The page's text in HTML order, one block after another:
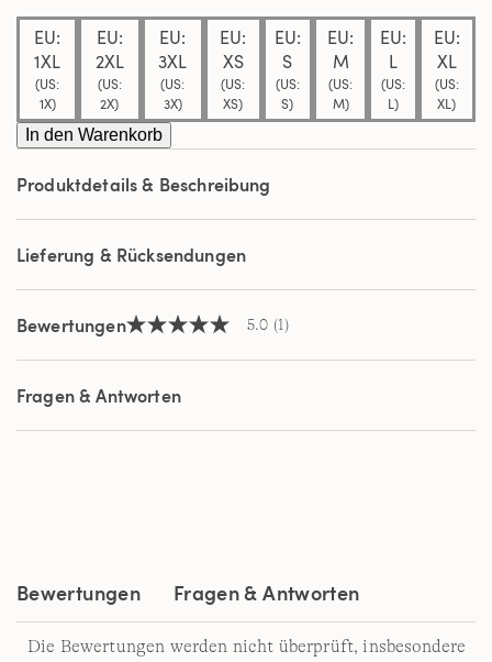
Bewertung.
Read
Review.
Link
auf
derselben
Seite.
EU:
1XL
(US:
1X)
EU:
2XL
(US:
2X)
EU:
3XL
(US:
3X)
EU:
XS
(US:
XS)
EU:
S
(US:
S)
EU:
M
(US:
M)
EU:
L
(US:
L)
EU:
XL
(US:
XL)
In den Warenkorb
Produktdetails & Beschreibung
Lieferung & Rücksendungen
Bewertungen5.0
5
Sternen,
Durchschnittswert
Bewertung.
5.0 (1)
Fragen & Antworten
Bewertungen Fragen & Antworten
Die Bewertungen werden nicht überprüft, insbesondere